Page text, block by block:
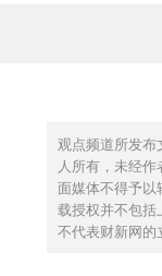
观点频道所发布
人所有，未经
面媒体不得予以
载授权并不包括
不代表财新网的